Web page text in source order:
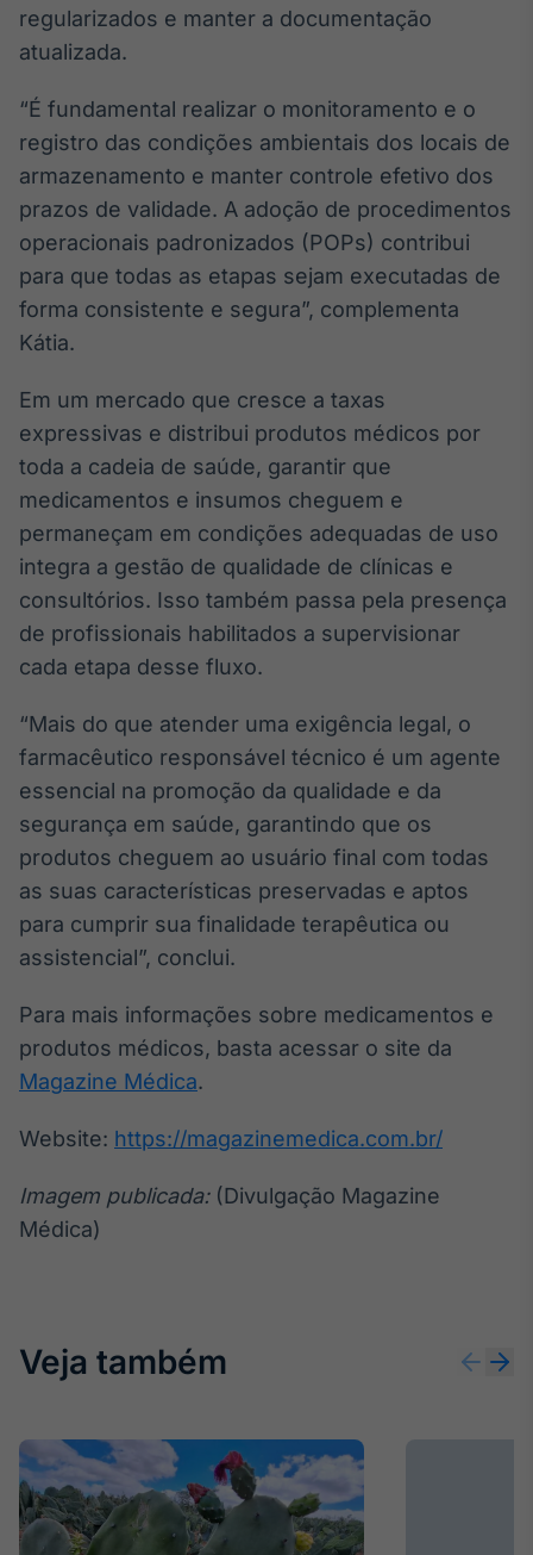
regularizados e manter a documentação
atualizada.
“É fundamental realizar o monitoramento e o
registro das condições ambientais dos locais de
armazenamento e manter controle efetivo dos
prazos de validade. A adoção de procedimentos
operacionais padronizados (POPs) contribui
para que todas as etapas sejam executadas de
forma consistente e segura”, complementa
Kátia.
Em um mercado que cresce a taxas
expressivas e distribui produtos médicos por
toda a cadeia de saúde, garantir que
medicamentos e insumos cheguem e
permaneçam em condições adequadas de uso
integra a gestão de qualidade de clínicas e
consultórios. Isso também passa pela presença
de profissionais habilitados a supervisionar
cada etapa desse fluxo.
“Mais do que atender uma exigência legal, o
farmacêutico responsável técnico é um agente
essencial na promoção da qualidade e da
segurança em saúde, garantindo que os
produtos cheguem ao usuário final com todas
as suas características preservadas e aptos
para cumprir sua finalidade terapêutica ou
assistencial”, conclui.
Para mais informações sobre medicamentos e
produtos médicos, basta acessar o site da
Magazine Médica.
Website: https://magazinemedica.com.br/
Imagem publicada:(Divulgação Magazine
Médica)
Veja também